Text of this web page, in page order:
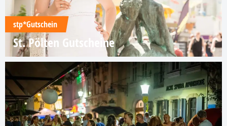
stp*Gutschein
St. Pölten Gutscheine